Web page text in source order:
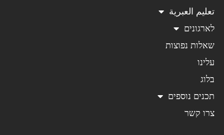
تعليم العبرية
לארגונים
שאלות נפוצות
עלינו
בלוג
תכנים נוספים
צרו קשר